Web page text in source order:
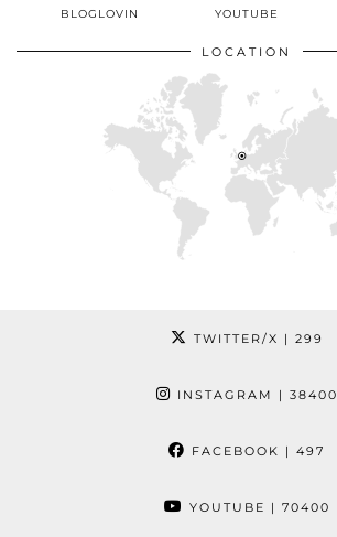
BLOGLOVIN YOUTUBE
LOCATION
TWITTER/X | 299
INSTAGRAM | 38400
FACEBOOK | 497
YOUTUBE | 70400